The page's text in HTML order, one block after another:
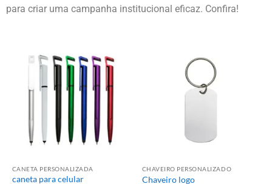
para criar uma campanha institucional eficaz. Confira!
CANETA PERSONALIZADA
caneta para celular
CHAVEIRO PERSONALIZADO
Chaveiro logo